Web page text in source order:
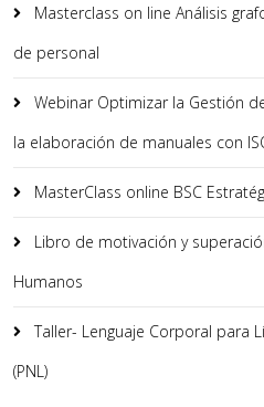
Masterclass on line Análisis
de personal
Webinar Optimizar la Gestión
la elaboración de manuales con
MasterClass online BSC
Libro de motivación y
Humanos
Taller- Lenguaje Corporal para
(PNL)